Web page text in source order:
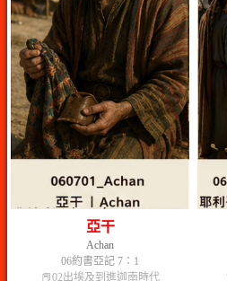
亞干
Achan
06約書亞記 7：1
📕02出埃及到進迦南時代